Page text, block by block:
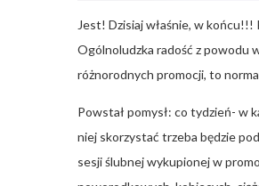
Jest! Dzisiaj właśnie, w końcu!!!
Ogólnoludzka radość z powodu
różnorodnych promocji, to
Powstał pomysł: co tydzień- w
niej skorzystać trzeba będzie
sesji ślubnej wykupionej w